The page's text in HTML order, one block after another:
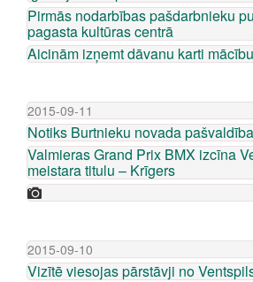
Pirmās nodarbības pašdarbnieku
pagasta kultūras centrā
Aicinām izņemt dāvanu karti
2015-09-11
Notiks Burtnieku novada
Valmieras Grand Prix BMX izcīna
meistara titulu – Krīgers
2015-09-10
Vizītē viesojas pārstāvji no